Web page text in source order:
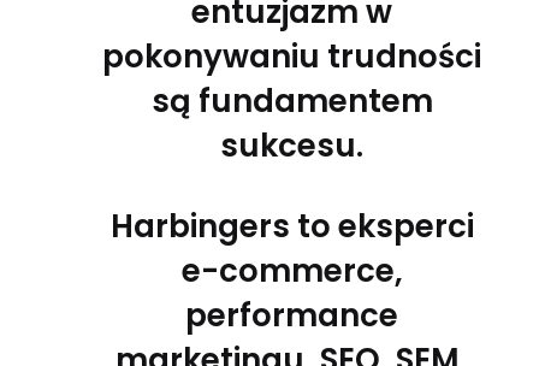
entuzjazm w
pokonywaniu trudności
są fundamentem
sukcesu.
Harbingers to eksperci
e-commerce,
performance